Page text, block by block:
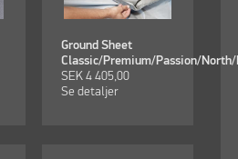
Ground Sheet
Classic/Premium/Passion/
SEK 4 405,00
Se detaljer